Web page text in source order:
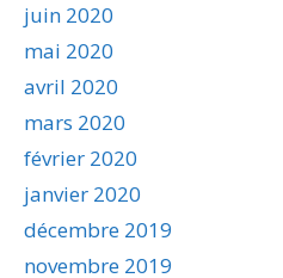
juin 2020
mai 2020
avril 2020
mars 2020
février 2020
janvier 2020
décembre 2019
novembre 2019